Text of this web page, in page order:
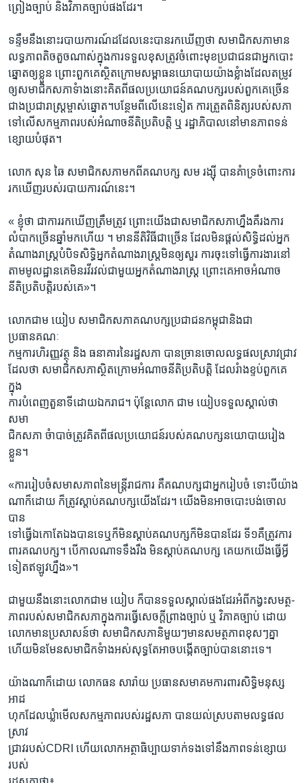
ព្រៀងច្បាប់ និងវិភាគច្បាប់ផងដែរ។
ទន្ទឹមនឹងនោះរបាយការណ៍ដដែលនេះបានរកឃើញថា សមាជិកសភាមាន
លទ្ធភាពតិចតួចណាស់ក្នុងការទទួលខុសត្រូវចំពោះមុខប្រជាជនជាអ្នកបោះ
ឆ្នោតឲ្យខ្លួន ព្រោះពួកគេស្ថិតក្រោមសម្ពាធនយោបាយយ៉ាងខ្លំាងដែលតម្រូវ
ឲ្យសមាជិកសភាទំាងនោះគិតពីផលប្រយោជន៍គណបក្សរបស់ពួកគេច្រើន
ជាងប្រជារាស្ត្រម្ចាស់ឆ្នោត។បន្ថែមពីលើនេះទៀត ការត្រួតពិនិត្យរបស់សភា
ទៅលើសកម្មភាពរបស់អំណាចនីតិប្រតិបត្តិ ឬ រដ្ឋាភិបាលនៅមានភាពទន់
ខ្សោយបំផុត។
លោក សុន ឆៃ សមាជិកសភាមកពីគណបក្ស សម រង្ស៊ី បានគំាទ្រចំពោះការ
រកឃើញរបស់របាយការណ៍នេះ។
« ខ្ញុំថា ជាការរកឃើញត្រឹមត្រូវ ព្រោះយើងជាសមាជិកសភាហ្នឹងគឺរងការ
លំបាកច្រើនឆ្នាំមកហើយ ។ មាននីតិវិធីជាច្រើន ដែលមិនផ្តល់សិទ្ធិដល់អ្នក
តំណាងរាស្ត្របំបិទសិទ្ធិអ្នកតំណាងរាស្ត្រមិនឲ្យសួរ ការចុះទៅធ្វើការងារនៅ
តាមមូលដ្ឋានគេមិនរវីរវល់ជាមួយអ្នកតំណាងរាស្ត្រ ព្រោះគេអាចអំណាច
នីតិប្រតិបត្តិរបស់គេ»។
លោកជាម យៀប សមាជិកសភាគណបក្សប្រជាជនកម្ពុជានិងជា
ប្រធានគណៈ
កម្មការហិរញ្ញវត្ថុ និង ធនាគារនៃរដ្ឋសភា បានច្រានចោលលទ្ធផលស្រាវជ្រាវ
ដែលថា សមាជិកសភាសិ្ថតក្រោមអំណាចនីតិប្រតិបត្តិ ដែលរំាងខ្ទប់ពួកគេ
ក្នុង
ការបំពេញតួនាទីដោយឯករាជ។ ប៉ុន្តែលោក ជាម យៀបទទួលស្គាល់ថា
សមា
ជិកសភា ចំាបាច់ត្រូវគិតពីផលប្រយោជន៍របស់គណបក្សនយោបាយរៀង
ខ្លួន។
«ការរៀបចំសមាសភាពនៃមន្ត្រីរាជការ គឺគណបក្សជាអ្នករៀបចំ ទោះបីយ៉ាង
ណាក៏ដោយ ក៏ត្រូវស្តាប់គណបក្សយើងដែរ។ យើងមិនអាចបោះបង់ចោល
បាន
ទៅធ្វើឯកោតែឯងបានទេឬក៏មិនស្តាប់គណបក្សក៏មិនបានដែរ ទី១គឺត្រូវការ
ពារគណបក្ស។ បើកាលណាទទឹងរឹង មិនស្តាប់គណបក្ស គេយកយើងធ្វើអ្វី
ទៀតឥឡូវហ្នឹង»។
ជាមួយនឹងនោះលោកជាម យៀប ក៏បានទទួលស្គាល់ផងដែរអំពីកង្វះសមត្ថ-
ភាពរបស់សមាជិកសភាក្នុងការធ្វើសេចក្តីព្រាងច្បាប់ ឬ វិភាគច្បាប់ ដោយ
លោកមានប្រសាសន៍ថា សមាជិកសភានិមួយៗមានសមត្ថភាពខុសៗគ្នា
ហើយមិនមែនសមាជិកទំាងអស់សុទ្ធតែអាចបង្កើតច្បាប់បាននោះទេ។
យ៉ាងណាក៏ដោយ លោកធន សារ៉ាយ ប្រធានសមាគមការពារសិទ្ធិមនុស្ស
អាដ
ហុកដែលឃ្លំាមើលសកម្មភាពរបស់រដ្ឋសភា បានយល់ស្របតាមលទ្ធផល
ស្រាវ
ជ្រាវរបស់CDRI ហើយលោកអត្ថាធិប្បាយទាក់ទងទៅនឹងភាពទន់ខ្សោយ
របស់